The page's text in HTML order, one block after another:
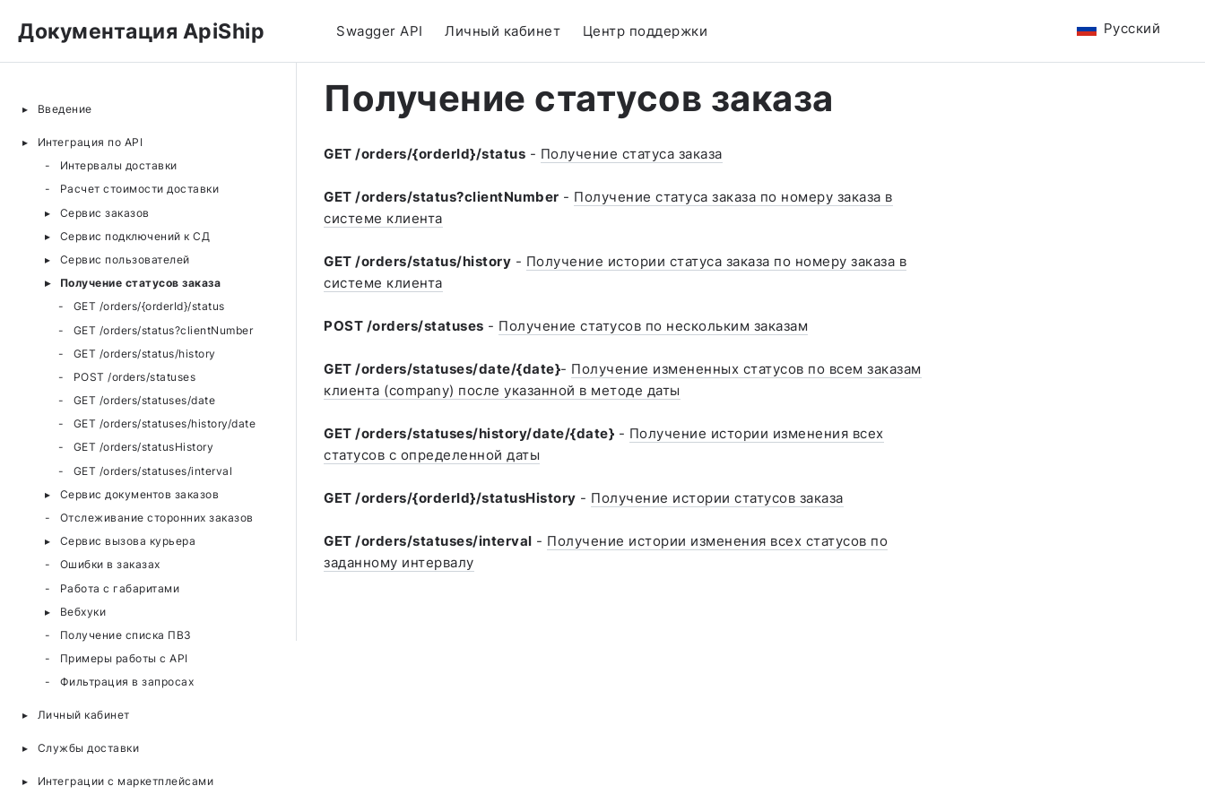
Документация ApiShip Swagger API Личный кабинет Центр поддержки Русский
Введение
Интеграция по API
Интервалы доставки
Расчет стоимости доставки
Сервис заказов
Сервис подключений к СД
Сервис пользователей
Получение статусов заказа
GET /orders/{orderId}/status
GET /orders/status?clientNumber
GET /orders/status/history
POST /orders/statuses
GET /orders/statuses/date
GET /orders/statuses/history/date
GET /orders/statusHistory
GET /orders/statuses/interval
Сервис документов заказов
Отслеживание сторонних заказов
Сервис вызова курьера
Ошибки в заказах
Работа с габаритами
Вебхуки
Получение списка ПВЗ
Примеры работы с API
Фильтрация в запросах
Личный кабинет
Службы доставки
Интеграции с маркетплейсами
Получение статусов заказа
GET /orders/{orderId}/status - Получение статуса заказа
GET /orders/status?clientNumber - Получение статуса заказа по номеру заказа в
системе клиента
GET /orders/status/history - Получение истории статуса заказа по номеру заказа в
системе клиента
POST /orders/statuses - Получение статусов по нескольким заказам
GET /orders/statuses/date/{date}- Получение измененных статусов по всем заказам
клиента (company) после указанной в методе даты
GET /orders/statuses/history/date/{date} - Получение истории изменения всех
статусов с определенной даты
GET /orders/{orderId}/statusHistory - Получение истории статусов заказа
GET /orders/statuses/interval - Получение истории изменения всех статусов по
заданному интервалу